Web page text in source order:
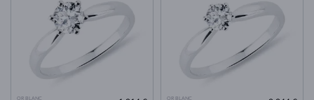
OR BLANC
OR BLANC